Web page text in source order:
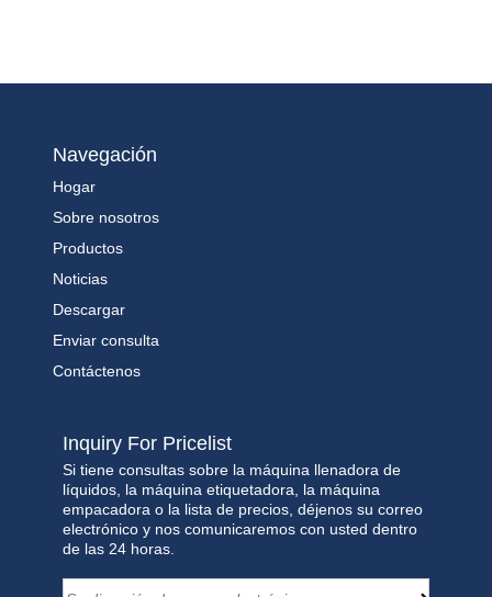
Navegación
Hogar
Sobre nosotros
Productos
Noticias
Descargar
Enviar consulta
Contáctenos
Inquiry For Pricelist
Si tiene consultas sobre la máquina llenadora de
líquidos, la máquina etiquetadora, la máquina
empacadora o la lista de precios, déjenos su correo
electrónico y nos comunicaremos con usted dentro
de las 24 horas.